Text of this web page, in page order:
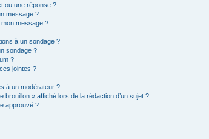
ou une réponse ?
message ?
message ?
à un sondage ?
sondage ?
?
jointes ?
à un modérateur ?
» affiché lors de la rédaction d’un sujet ?
approuvé ?